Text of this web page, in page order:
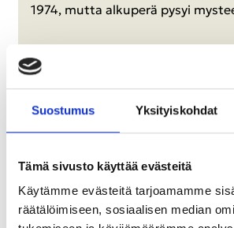
Suos­tu­mus Yk­si­tyis­koh­dat
Tämä sivusto käyttää evästeitä
Käytämme evästeitä tarjoamamme
räätälöimiseen, sosiaalisen median
1974, mutta al­ku­pe­rä pysyi